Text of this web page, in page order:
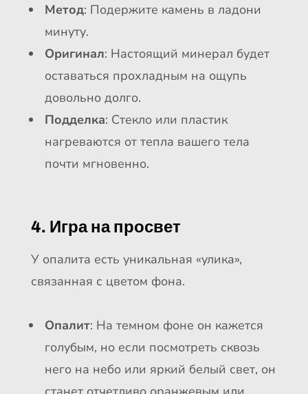
Метод: Подержите камень в ладони
минуту.
Оригинал: Настоящий минерал будет
оставаться прохладным на ощупь
довольно долго.
Подделка: Стекло или пластик
нагреваются от тепла вашего тела
почти мгновенно.
4. Игра на просвет
У опалита есть уникальная «улика»,
связанная с цветом фона.
Опалит: На темном фоне он кажется
голубым, но если посмотреть сквозь
него на небо или яркий белый свет, он